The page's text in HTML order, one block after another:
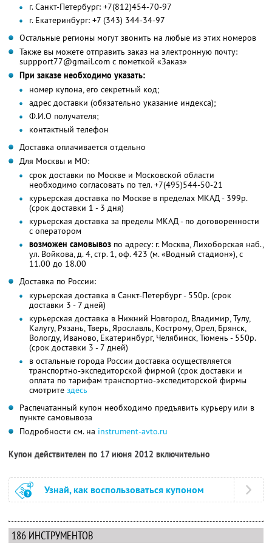
г. Санкт-Петербург: +7(812)454-70-97
г. Екатеринбург: +7 (343) 344-34-97
Остальные регионы могут звонить на любые из этих номеров
Также вы можете отправить заказ на электронную почту:
suppport77@gmail.com с пометкой «Заказ»
При заказе необходимо указать:
номер купона, его секретный код;
адрес доставки (обязательно указание индекса);
Ф.И.О получателя;
контактный телефон
Доставка оплачивается отдельно
Для Москвы и МО:
срок доставки по Москве и Московской области
необходимо согласовать по тел. +7(495)544-50-21
курьерская доставка по Москве в пределах МКАД - 399р.
(срок доставки 1 - 3 дня)
курьерская доставка за пределы МКАД - по договоренности
с оператором
возможен самовывоз по адресу: г. Москва, Лихоборская наб.,
ул. Войкова, д. 4, стр. 1, оф. 423 (м. «Водный стадион»), с
11.00 до 18.00
Доставка по России:
курьерская доставка в Санкт-Петербург - 550р. (срок
доставки 3 - 7 дней)
курьерская доставка в Нижний Новгород, Владимир, Тулу,
Калугу, Рязань, Тверь, Ярославль, Кострому, Орел, Брянск,
Вологду, Иваново, Екатеринбург, Челябинск, Тюмень - 550р.
(срок доставки 3 - 7 дней)
в остальные города России доставка осуществляется
транспортно-экспедиторской фирмой (срок доставки и
оплата по тарифам транспортно-экспедиторской фирмы
смотрите здесь
Распечатанный купон необходимо предъявить курьеру или в
пункте самовывоза
Подробности см. на instrument-avto.ru
Купон действителен по 17 июня 2012 включительно
Узнай, как воспользоваться купоном
186 ИНСТРУМЕНТОВ